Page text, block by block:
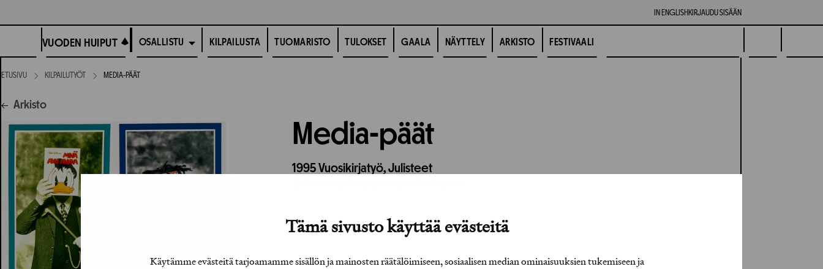
Tämä sivusto käyttää evästeitä
Käytämme evästeitä tarjoamamme sisällön ja mainosten räätälöimiseen, sosiaalisen median ominaisuuksien tukemiseen ja
suoraan
IN ENGLISH KIRJAUDU SISÄÄN
VUODEN HUIPUT
VUODEN HUIPUT OSALLISTU KILPAILUSTA TUOMARISTO TULOKSET GAALA NÄYTTELY ARKISTO FESTIVAALI
ETUSIVU KILPAILUTYÖT MEDIA-PÄÄT
Arkisto
Media-päät
1995 Vuosikirjatyö,Julisteet